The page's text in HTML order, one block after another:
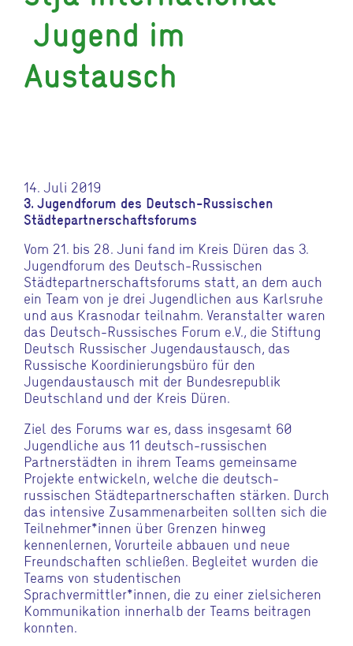
Jugend im
Austausch
14. Juli 2019
3. Jugendforum des Deutsch-Russischen
Städtepartnerschaftsforums
Vom 21. bis 28. Juni fand im Kreis Düren das 3.
Jugendforum des Deutsch-Russischen
Städtepartnerschaftsforums statt, an dem auch
ein Team von je drei Jugendlichen aus Karlsruhe
und aus Krasnodar teilnahm. Veranstalter waren
das Deutsch-Russisches Forum e.V., die Stiftung
Deutsch Russischer Jugendaustausch, das
Russische Koordinierungsbüro für den
Jugendaustausch mit der Bundesrepublik
Deutschland und der Kreis Düren.
Ziel des Forums war es, dass insgesamt 60
Jugendliche aus 11 deutsch-russischen
Partnerstädten in ihrem Teams gemeinsame
Projekte entwickeln, welche die deutsch-
russischen Städtepartnerschaften stärken. Durch
das intensive Zusammenarbeiten sollten sich die
Teilnehmer*innen über Grenzen hinweg
kennenlernen, Vorurteile abbauen und neue
Freundschaften schließen. Begleitet wurden die
Teams von studentischen
Sprachvermittler*innen, die zu einer zielsicheren
Kommunikation innerhalb der Teams beitragen
konnten.